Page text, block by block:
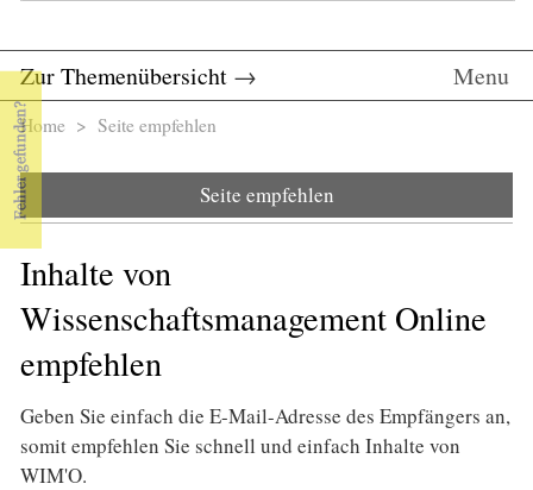
Zur Themenübersicht → Menu
Sie sind hier
Home > Seite empfehlen
Seite empfehlen
Inhalte von
Wissenschaftsmanagement Online
empfehlen
Geben Sie einfach die E-Mail-Adresse des Empfängers an,
somit empfehlen Sie schnell und einfach Inhalte von
WIM'O.